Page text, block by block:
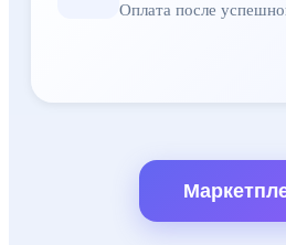
Оплата после